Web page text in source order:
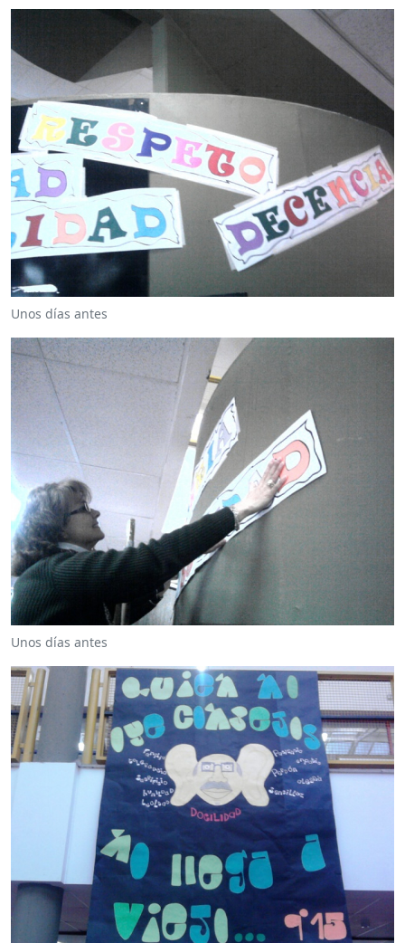
Unos días antes
Unos días antes